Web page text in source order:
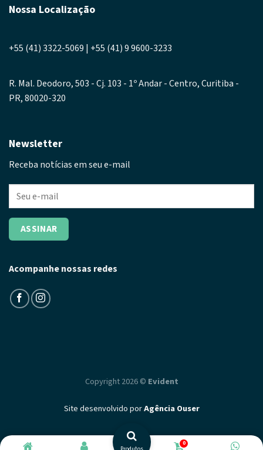
Nossa Localização
+55 (41) 3322-5069 | +55 (41) 9 9600-3233
R. Mal. Deodoro, 503 - Cj. 103 - 1º Andar - Centro, Curitiba -
PR, 80020-320
Newsletter
Receba notícias em seu e-mail
Acompanhe nossas redes
Copyright 2026 © Evident
Site desenvolvido porAgência Ouser
0